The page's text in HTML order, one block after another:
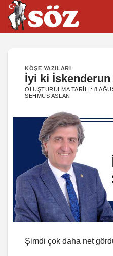
İçeriğe
atla
KÖŞE YAZILARI
İyi ki İskenderun
OLUŞTURULMA TARIHI:8
ŞEHMUS ASLAN
Şimdi çok daha net